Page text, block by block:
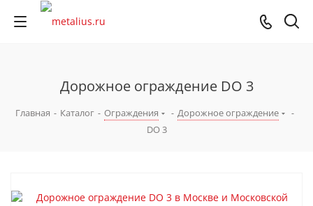
Дорожное ограждение DO 3
Главная - Каталог - Ограждения - Дорожное ограждение
-
DO 3